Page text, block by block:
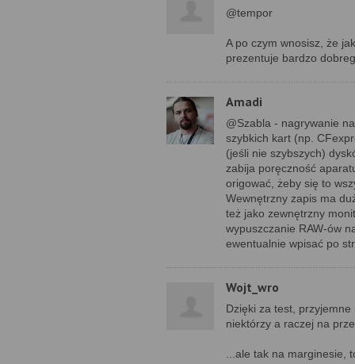
@tempor
A po czym wnosisz, że
prezentuje bardzo
Amadi
@Szabla - nagrywanie
szybkich kart (np.
(jeśli nie szybszych)
zabija poręczność
origować, żeby się to
Wewnętrzny zapis ma
też jako zewnętrzny
wypuszczanie RAW-ów
ewentualnie wpisać po
Wojt_wro
Dzięki za test,
niektórzy a raczej na
...ale tak na